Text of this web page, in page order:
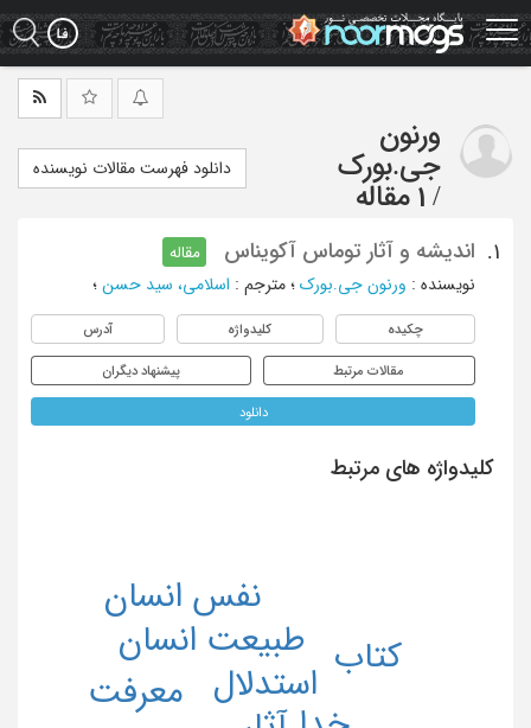
Skip
to
main
ورنون
جی.بورک
/ 1 مقاله
دانلود فهرست مقالات نویسنده
1. اندیشه و آثار توماس آکویناس
مقاله
نویسنده : ورنون جی.بورک ؛ مترجم : اسلامی، سید حسن ؛
چکیده کلیدواژه آدرس
مقالات مرتبط پیشنهاد دیگران
دانلود
کلیدواژه های مرتبط
استدلال
طبیعت انسان
معرفت
نفس انسان
کتاب